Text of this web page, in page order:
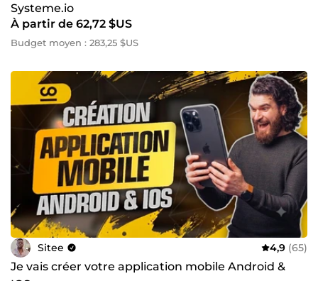
Systeme.io
À partir de 62,72 $US
Budget moyen : 283,25 $US
Sitee 4,9 (65)
Je vais créer votre application mobile Android &